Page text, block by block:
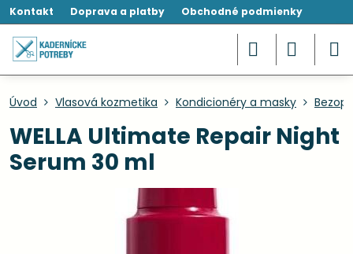
Kontakt Doprava a platby Obchodné podmienky
Úvod Vlasová kozmetika Kondicionéry a masky
WELLA Ultimate Repair Night
Serum 30 ml